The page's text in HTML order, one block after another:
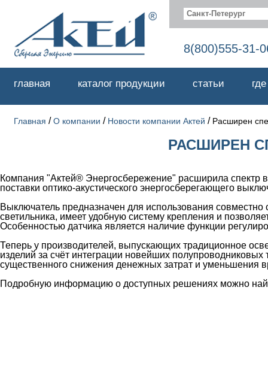
Санкт-Петерург
8(800)555-31-
главная каталог продукции статьи
Главная /О компании / Новости компании Актей / Расширен
РАСШИРЕН
Компания "Актей® Энергосбережение" расширила спектр
поставки оптико-акустического энергосберегающего
Выключатель предназначен для использования совместно
светильника, имеет удобную систему крепления и
Особенностью датчика является наличие функции
Теперь у производителей, выпускающих традиционное
изделий за счёт интеграции новейших
существенного снижения денежных затрат и
Подробную информацию о доступных решениях можно